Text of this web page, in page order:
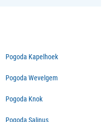
Pogoda Kapelhoek
Pogoda Wevelgem
Pogoda Knok
Pogoda Salinus